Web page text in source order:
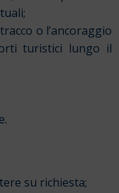
o l’ancoraggio
turistici lungo il
su richiesta;